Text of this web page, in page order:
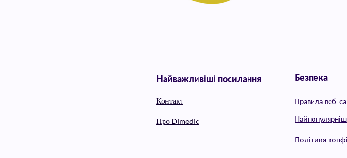
Найважливіші посилання
Контакт
Про Dimedic
Безпека
Правила веб-
Політика